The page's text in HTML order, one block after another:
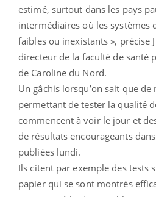
estimé, surtout dans les pays
intermédiaires où les systèmes
faibles ou inexistants », précise
directeur de la faculté de santé
de Caroline du Nord.
Un gâchis lorsqu’on sait que
permettant de tester la qualité
commencent à voir le jour et
de résultats encourageants
publiées lundi.
Ils citent par exemple des tests
papier qui se sont montrés